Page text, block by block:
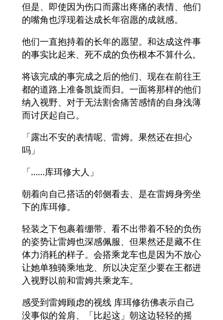
但是、即使因为伤口而露出疼痛的表情、他们
的嘴角也浮现着达成长年宿愿的成就感。
他们一直抱持着的长年的愿望。和达成这件事
的事实比起来、死不成的负伤根本不算什么。
将该完成的事完成之后的他们、现在在前往王
都的道路上准备凯旋而归。一面将那样的他们
纳入视野、对于无法割舍痛苦感情的自身浅薄
而讨厌起自己。
「露出不安的表情呢、雷姆。果然还在担心
吗」
「……库珥修大人」
朝着向自己搭话的邻侧看去、是在雷姆身旁坐
下的库珥修。
轻装之下包裹着绷带、看不出带着不轻的负伤
的姿势让雷姆也深感佩服、但果然还是藏不住
体力消耗的样子。会搭乘龙车也是因为不放心
让她单独骑乘地龙、所以决定至少要在王都进
入视野以前和雷姆共乘龙车。
感受到雷姆顾虑的视线 库珥修彷佛表示自己
没事似的耸肩、「比起这」朝这边轻轻的摇